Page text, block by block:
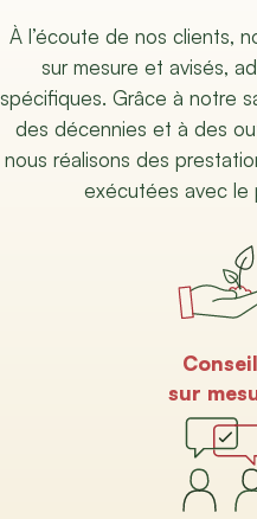
À l’écoute de nos clients,
sur mesure et avisés,
spécifiques. Grâce à notre
des décennies et à des
nous réalisons des
exécutées avec le
sur